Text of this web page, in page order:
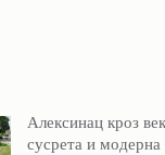
Алексинац кроз
сусрета и модерна